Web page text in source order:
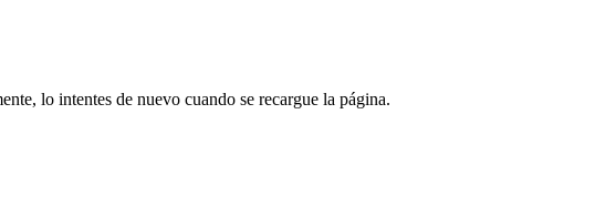
lo intentes de nuevo cuando se recargue la página.